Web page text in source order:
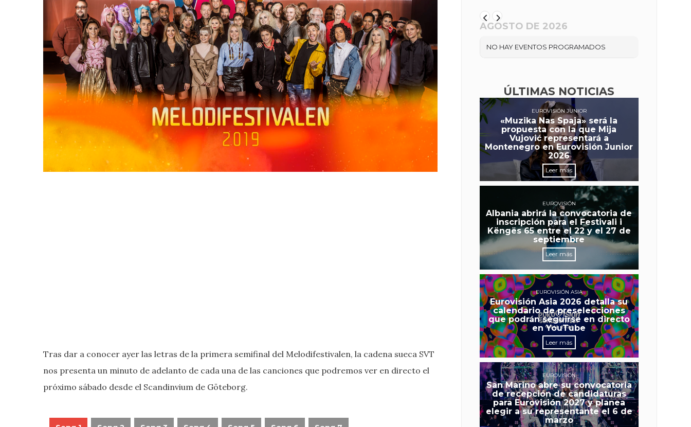
Tras dar a conocer ayer las letras de la primera semifinal del Melodifestivalen, la cadena sueca SVT
nos presenta un minuto de adelanto de cada una de las canciones que podremos ver en directo el
próximo sábado desde el Scandinvium de Göteborg.
AGOSTO DE 2026
NO HAY EVENTOS PROGRAMADOS
ÚLTIMAS NOTICIAS
EUROVISIÓN JUNIOR
«Muzika Nas Spaja» será la
propuesta con la que Mija
Vujović representará a
Montenegro en Eurovisión Junior
2026
Leer más
EUROVISIÓN
Albania abrirá la convocatoria de
inscripción para el Festivali i
Këngës 65 entre el 22 y el 27 de
septiembre
Leer más
EUROVISIÓN ASIA
Eurovisión Asia 2026 detalla su
calendario de preselecciones
que podrán seguirse en directo
en YouTube
Leer más
EUROVISIÓN
San Marino abre su convocatoria
de recepción de candidaturas
para Eurovisión 2027 y planea
elegir a su representante el 6 de
marzo